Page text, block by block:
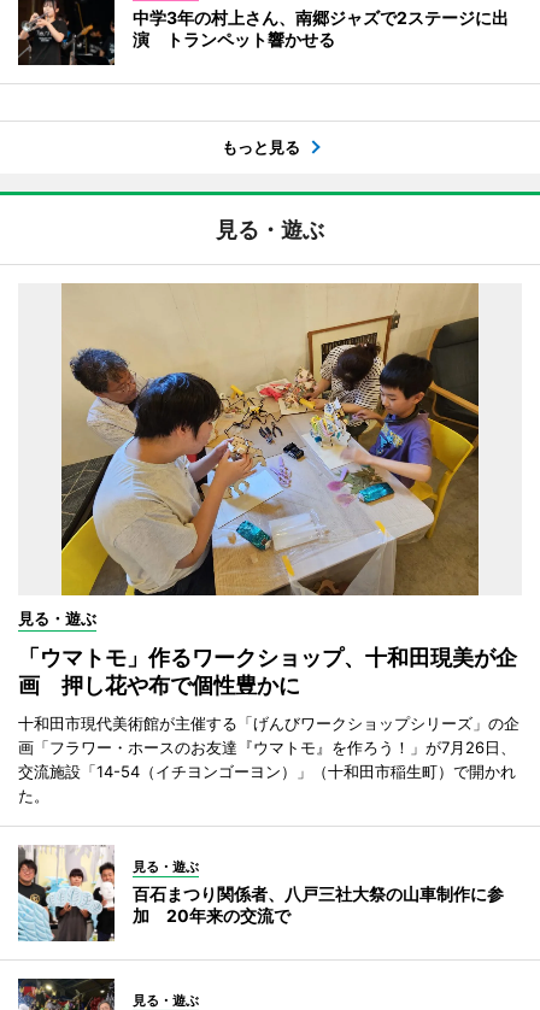
中学3年の村上さん、南郷ジャズで2ステージに出
演 トランペット響かせる
もっと見る
見る・遊ぶ
見る・遊ぶ
「ウマトモ」作るワークショップ、十和田現美が企
画 押し花や布で個性豊かに
十和田市現代美術館が主催する「げんびワークショップシリーズ」の企
画「フラワー・ホースのお友達『ウマトモ』を作ろう！」が7月26日、
交流施設「14-54（イチヨンゴーヨン）」（十和田市稲生町）で開かれ
た。
見る・遊ぶ
百石まつり関係者、八戸三社大祭の山車制作に参
加 20年来の交流で
見る・遊ぶ